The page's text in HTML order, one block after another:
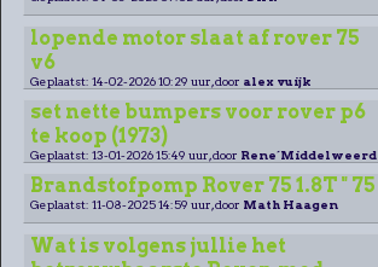
lopende motor slaat af rover 75
v6
Geplaatst: 14-02-2026 10:29 uur, door alex vuijk
set nette bumpers voor rover p6
te koop (1973)
Geplaatst: 13-01-2026 15:49 uur, door Rene´Middelweerd
Brandstofpomp Rover 75 1.8T " 75
Geplaatst: 11-08-2025 14:59 uur, door Math Haagen
Wat is volgens jullie het